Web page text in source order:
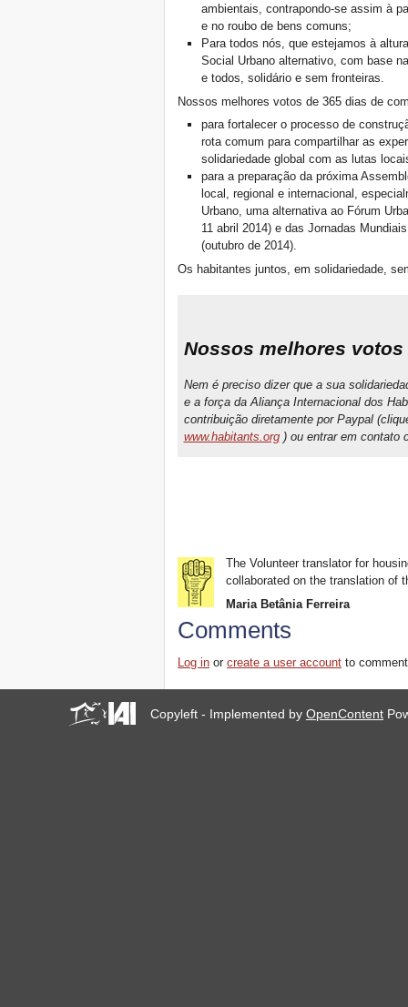
ambientais, contrapondo-se assim à
e no roubo de bens comuns;
Para todos nós, que estejamos à
Social Urbano alternativo, com base
e todos, solidário e sem fronteiras.
Nossos melhores votos de 365 dias de
para fortalecer o processo de
rota comum para compartilhar as
solidariedade global com as lutas
para a preparação da próxima
local, regional e internacional,
Urbano, uma alternativa ao Fórum
11 abril 2014) e das Jornadas
(outubro de 2014).
Os habitantes juntos, em solidariedade,
Nossos melhores
Nem é preciso dizer que a sua
e a força da Aliança Internacional dos
contribuição diretamente por Paypal
www.habitants.org) ou entrar em contato
The Volunteer translator for
collaborated on the translation of
Maria Betânia Ferreira
Comments
Log in orcreate a user account to
Copyleft - Implemented byOpenContent